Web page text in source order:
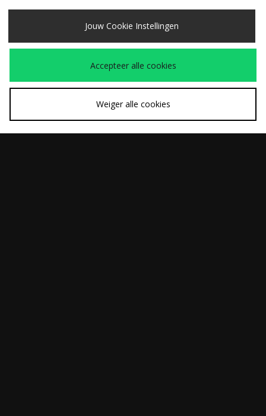
Shorts
Shorts
Jouw Cookie Instellingen
Accepteer alle cookies
Weiger alle cookies